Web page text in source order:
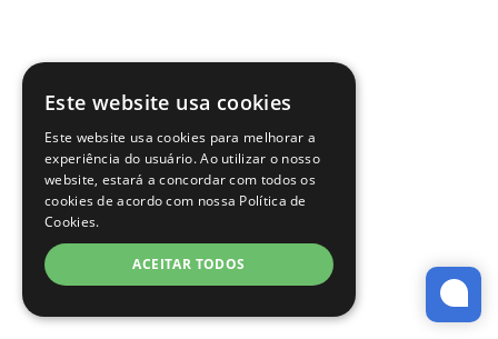
Este website usa cookies
Este website usa cookies para melhorar a
experiência do usuário. Ao utilizar o nosso
website, estará a concordar com todos os
cookies de acordo com nossa Política de
Cookies.
ACEITAR TODOS